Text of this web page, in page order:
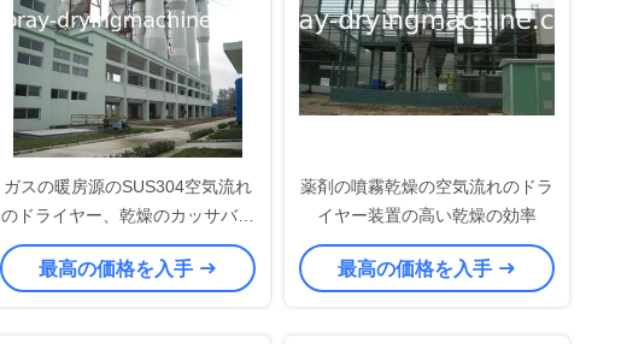
ガスの暖房源のSUS304空気流れ
のドライヤー、乾燥のカッサバ澱
粉、コーン スターチ、小麦粉、
soybeaの小麦粉
最高の価格を入手
薬剤の噴霧乾燥の空気流れのドラ
イヤー装置の高い乾燥の効率
最高の価格を入手